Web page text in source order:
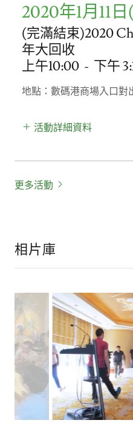
2020年1月11
(完滿結束)2020
年大回收
上午10:00 - 下午
地點：數碼港商場入口對
活動詳細資料
更多活動
相片庫